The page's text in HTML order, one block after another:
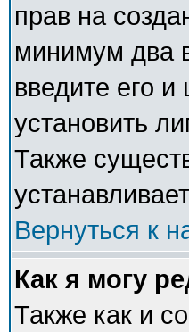
прав на
минимум два
введите его
установить
Также
Вернуться к
Как я могу
Также как и